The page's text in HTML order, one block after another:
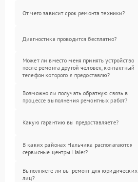
От чего зависит срок ремонта техники?
Диагностика проводится бесплатно?
Может ли вместо меня принять устройство
после ремонта другой человек, контактный
телефон которого я предоставлю?
Возможно ли получать обратную связь в
процессе выполнения ремонтных работ?
Какую гарантию вы предоставляете?
В каких районах Нальчика располагаются
сервисные центры Haier?
Выполняете ли вы ремонт для юридических
лиц?